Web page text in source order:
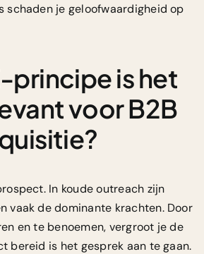
schaden je geloofwaardigheid op
principe is het
voor B2B
In koude outreach zijn
vaak de dominante krachten. Door
en te benoemen, vergroot je de
bereid is het gesprek aan te gaan.